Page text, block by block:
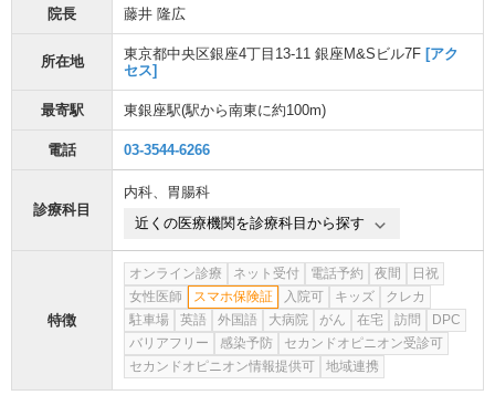
院長 藤井 隆広
所在地 東京都中央区銀座4丁目13-11 銀座M&Sビル7F [アク
セス]
最寄駅 東銀座駅(駅から南東に約100m)
電話 03-3544-6266
診療科目
内科、 胃腸科
近くの医療機関を診療科目から探す
特徴
オンライン診療 ネット受付 電話予約 夜間
日祝
女性医師
スマホ保険証 入院可 キッズ
クレカ
駐車場
英語 外国語 大病院 がん 在宅 訪問
DPC
バリアフリー
感染予防
セカンドオピニオン受診可
セカンドオピニオン情報提供可
地域連携